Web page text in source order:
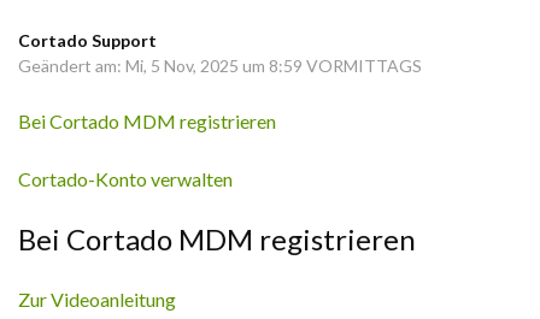
Cortado Support
Geändert am: Mi, 5 Nov, 2025 um 8:59 VORMITTAGS
Bei Cortado MDM registrieren
Cortado-Konto verwalten
Bei Cortado MDM registrieren
Zur Videoanleitung